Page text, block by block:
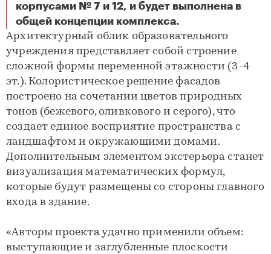
корпусами № 7 и 12, и будет выполнена в
общей концепции комплекса.
Архитектурный облик образовательного
учреждения представляет собой строение
сложной формы переменной этажности (3-4
эт.). Колористическое решение фасадов
построено на сочетании цветов природных
тонов (бежевого, оливкового и серого), что
создает единое восприятие пространства с
ландшафтом и окружающими домами.
Дополнительным элементом экстерьера станет
визуализация математических формул,
которые будут размещены со стороны главного
входа в здание.
«Авторы проекта удачно применили объем:
выступающие и заглубленные плоскости